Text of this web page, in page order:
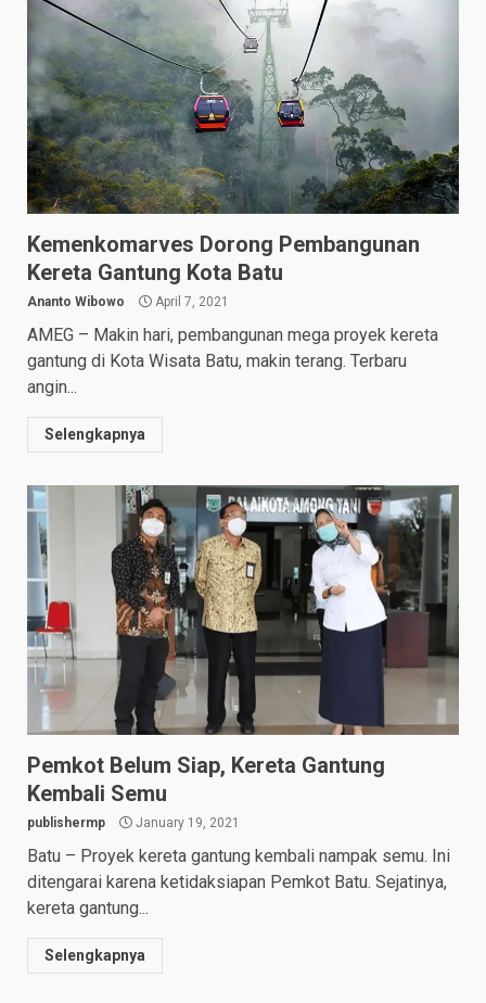
Kemenkomarves Dorong Pembangunan
Kereta Gantung Kota Batu
Ananto Wibowo April 7, 2021
AMEG – Makin hari, pembangunan mega proyek kereta
gantung di Kota Wisata Batu, makin terang. Terbaru
angin...
Selengkapnya
Pemkot Belum Siap, Kereta Gantung
Kembali Semu
publishermp January 19, 2021
Batu – Proyek kereta gantung kembali nampak semu. Ini
ditengarai karena ketidaksiapan Pemkot Batu. Sejatinya,
kereta gantung...
Selengkapnya